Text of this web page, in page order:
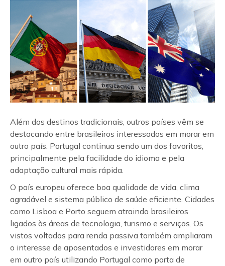
Além dos destinos tradicionais, outros países vêm se
destacando entre brasileiros interessados em morar em
outro país. Portugal continua sendo um dos favoritos,
principalmente pela facilidade do idioma e pela
adaptação cultural mais rápida.
O país europeu oferece boa qualidade de vida, clima
agradável e sistema público de saúde eficiente. Cidades
como Lisboa e Porto seguem atraindo brasileiros
ligados às áreas de tecnologia, turismo e serviços. Os
vistos voltados para renda passiva também ampliaram
o interesse de aposentados e investidores em morar
em outro país utilizando Portugal como porta de